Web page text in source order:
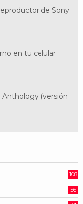
de Sony
en tu celular
Anthology (versión
108
56